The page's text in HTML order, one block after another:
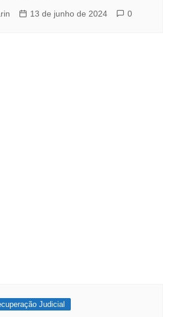
13 de junho de 2024 0
Judicial